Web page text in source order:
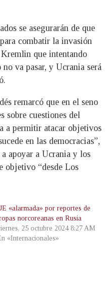
se asegurarán de que
combatir la invasión
que intentando
va pasar, y Ucrania será
remarcó que en el seno
sobre cuestiones del
a permitir atacar objetivos
en las democracias”,
apoyar a Ucrania y los
objetivo “desde Los
«alarmada» por reportes de
norcoreanas en Rusia
25 octubre 2024 8:27 AM
«Internacionales»